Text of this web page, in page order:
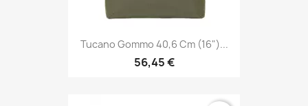
Tucano Gommo 40,6 Cm (16")...
56,45 €